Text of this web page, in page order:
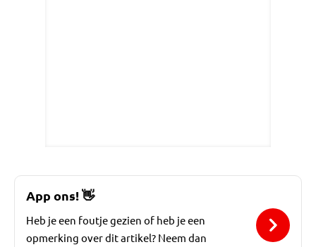
App ons! 👋
Heb je een foutje gezien of heb je een
opmerking over dit artikel? Neem dan